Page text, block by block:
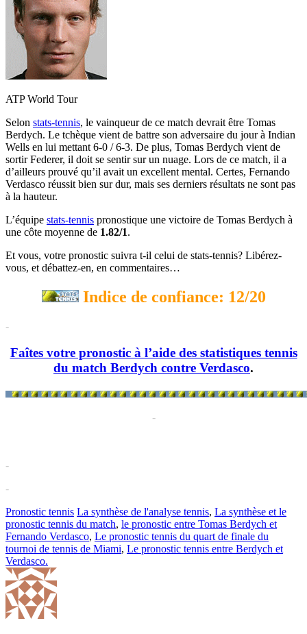
ATP World Tour
Selon stats-tennis, le vainqueur de ce match devrait être Tomas
Berdych. Le tchèque vient de battre son adversaire du jour à Indian
Wells en lui mettant 6-0 / 6-3. De plus, Tomas Berdych vient de
sortir Federer, il doit se sentir sur un nuage. Lors de ce match, il a
d’ailleurs prouvé qu’il avait un excellent mental. Certes, Fernando
Verdasco réussit bien sur dur, mais ses derniers résultats ne sont pas
à la hauteur.
L’équipe stats-tennis pronostique une victoire de Tomas Berdych à
une côte moyenne de 1.82/1.
Et vous, votre pronostic suivra t-il celui de stats-tennis? Libérez-
vous, et débattez-en, en commentaires…
Indice de confiance: 12/20
-
Faîtes votre pronostic à l’aide des statistiques tennis
du match Berdych contre Verdasco.
-
-
-
Pronostic tennis La synthèse de l'analyse tennis, La synthèse et le
pronostic tennis du match, le pronostic entre Tomas Berdych et
Fernando Verdasco, Le pronostic tennis du quart de finale du
tournoi de tennis de Miami, Le pronostic tennis entre Berdych et
Verdasco.